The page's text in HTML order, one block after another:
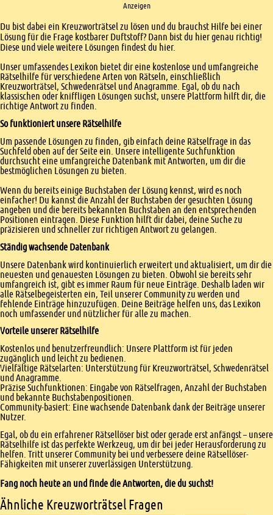
Anzeigen
Einleitung
Du bist dabei ein Kreuzworträtsel zu lösen und du brauchst Hilfe bei einer
Lösung für die Frage kostbarer Duftstoff? Dann bist du hier genau richtig!
Diese und viele weitere Lösungen findest du hier.
Unser umfassendes Lexikon bietet dir eine kostenlose und umfangreiche
Rätselhilfe für verschiedene Arten von Rätseln, einschließlich
Kreuzworträtsel, Schwedenrätsel und Anagramme. Egal, ob du nach
klassischen oder kniffligen Lösungen suchst, unsere Plattform hilft dir, die
richtige Antwort zu finden.
So funktioniert unsere Rätselhilfe
Um passende Lösungen zu finden, gib einfach deine Rätselfrage in das
Suchfeld oben auf der Seite ein. Unsere intelligente Suchfunktion
durchsucht eine umfangreiche Datenbank mit Antworten, um dir die
bestmöglichen Lösungen zu bieten.
Wenn du bereits einige Buchstaben der Lösung kennst, wird es noch
einfacher! Du kannst die Anzahl der Buchstaben der gesuchten Lösung
angeben und die bereits bekannten Buchstaben an den entsprechenden
Positionen eintragen. Diese Funktion hilft dir dabei, deine Suche zu
präzisieren und schneller zur richtigen Antwort zu gelangen.
Ständig wachsende Datenbank
Unsere Datenbank wird kontinuierlich erweitert und aktualisiert, um dir die
neuesten und genauesten Lösungen zu bieten. Obwohl sie bereits sehr
umfangreich ist, gibt es immer Raum für neue Einträge. Deshalb laden wir
alle Rätselbegeisterten ein, Teil unserer Community zu werden und
fehlende Einträge hinzuzufügen. Deine Beiträge helfen uns, das Lexikon
noch umfassender und nützlicher für alle zu machen.
Vorteile unserer Rätselhilfe
Kostenlos und benutzerfreundlich: Unsere Plattform ist für jeden
zugänglich und leicht zu bedienen.
Vielfältige Rätselarten: Unterstützung für Kreuzworträtsel, Schwedenrätsel
und Anagramme.
Präzise Suchfunktionen: Eingabe von Rätselfragen, Anzahl der Buchstaben
und bekannte Buchstabenpositionen.
Community-basiert: Eine wachsende Datenbank dank der Beiträge unserer
Nutzer.
Egal, ob du ein erfahrener Rätsellöser bist oder gerade erst anfängst – unsere
Rätselhilfe ist das perfekte Werkzeug, um dir bei jeder Herausforderung zu
helfen. Tritt unserer Community bei und verbessere deine Rätsellöser-
Fähigkeiten mit unserer zuverlässigen Unterstützung.
Fang noch heute an und finde die Antworten, die du suchst!
Ähnliche Kreuzworträtsel Fragen